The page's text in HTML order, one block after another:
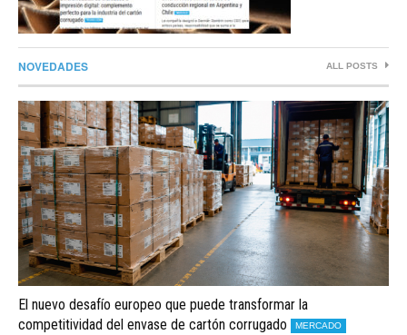
NOVEDADES ALL POSTS
El nuevo desafío europeo que puede transformar la
competitividad del envase de cartón corrugado
MERCADO